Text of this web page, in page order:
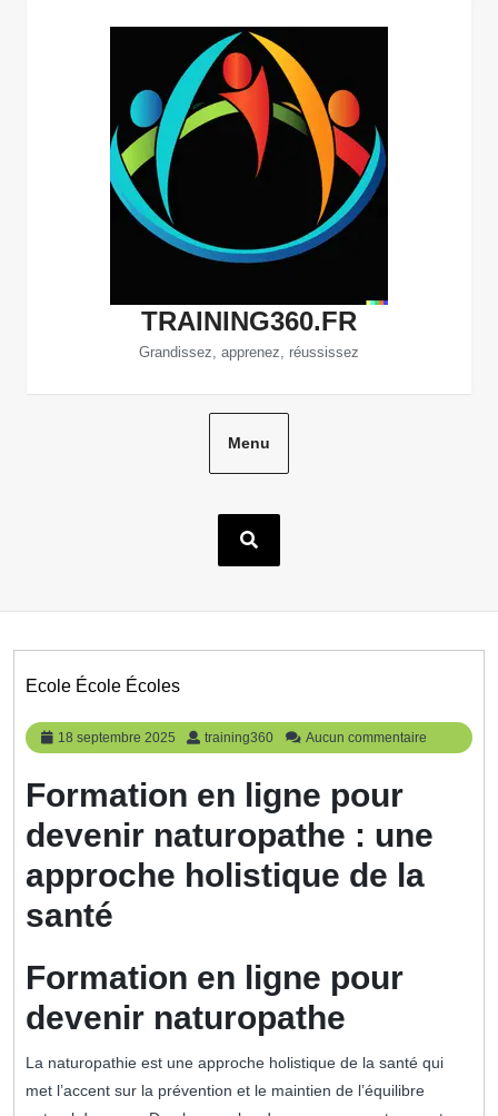
TRAINING360.FR
Grandissez, apprenez, réussissez
Menu
Ecole École Écoles
18 septembre 2025
18
septembre
training360 training360
Aucun commentaire
Formation en ligne pour
devenir naturopathe : une
approche holistique de la
santé
Formation en ligne pour
devenir naturopathe
La naturopathie est une approche holistique de la santé qui
met l’accent sur la prévention et le maintien de l’équilibre